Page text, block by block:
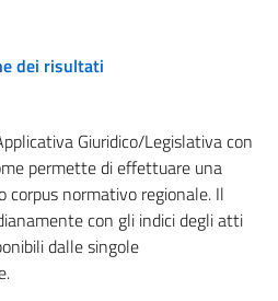
dei risultati
Giuridico/Legislativa con
permette di effettuare una
normativo regionale. Il
con gli indici degli atti
dalle singole